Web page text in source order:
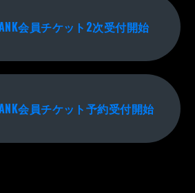
会員チケット2次受付開始
会員チケット予約受付開始